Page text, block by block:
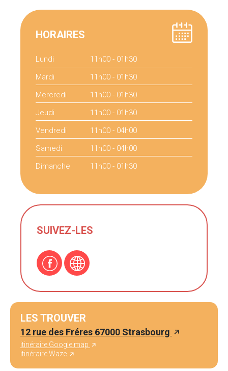
HORAIRES
Lundi
11h00 - 01h30
Mardi
11h00 - 01h30
Mercredi
11h00 - 01h30
Jeudi
11h00 - 01h30
Vendredi
11h00 - 04h00
Samedi
11h00 - 04h00
Dimanche
11h00 - 01h30
SUIVEZ-LES
LES TROUVER
12 rue des Fréres 67000 Strasbourg
itinéraire Google map
itinéraire Waze